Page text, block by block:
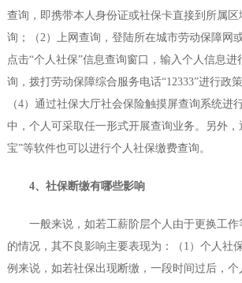
查询，即携带本人身份证或社保卡直接到所属
询；（2）上网查询，登陆所在城市劳动保障网
点击“个人社保”信息查询窗口，输入个人信息进
询，拨打劳动保障综合服务电话“12333”进行政
（4）通过社保大厅社会保险触摸屏查询系统进
中，个人可采取任一形式开展查询业务。另外，
宝”等软件也可以进行个人社保缴费查询。
4、社保断缴有哪些影响
一般来说，如若工薪阶层个人由于更换工作
的情况，其不良影响主要表现为：（1）个人社
例来说，如若社保出现断缴，一段时间过后，